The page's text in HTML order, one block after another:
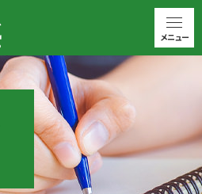
メニュー